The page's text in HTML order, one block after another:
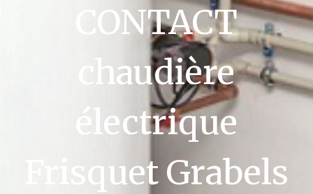
CONTACT
chaudière
électrique
Frisquet Grabels